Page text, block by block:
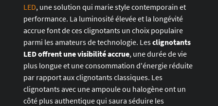
LED, une solution qui marie style contemporain et
performance. La luminosité élevée et la longévité
accrue font de ces clignotants un choix populaire
parmi les amateurs de technologie. Lesclignotants
LED offrent une visibilité accrue, une durée de vie
plus longue et une consommation d'énergie réduite
par rapport aux clignotants classiques. Les
clignotants avec une ampoule ou halogène ont un
côté plus authentique qui saura séduire les